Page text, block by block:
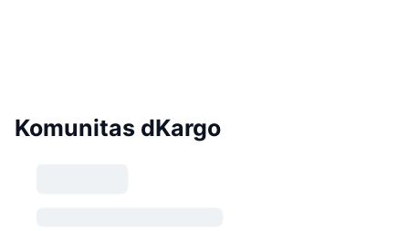
Komunitas dKargo